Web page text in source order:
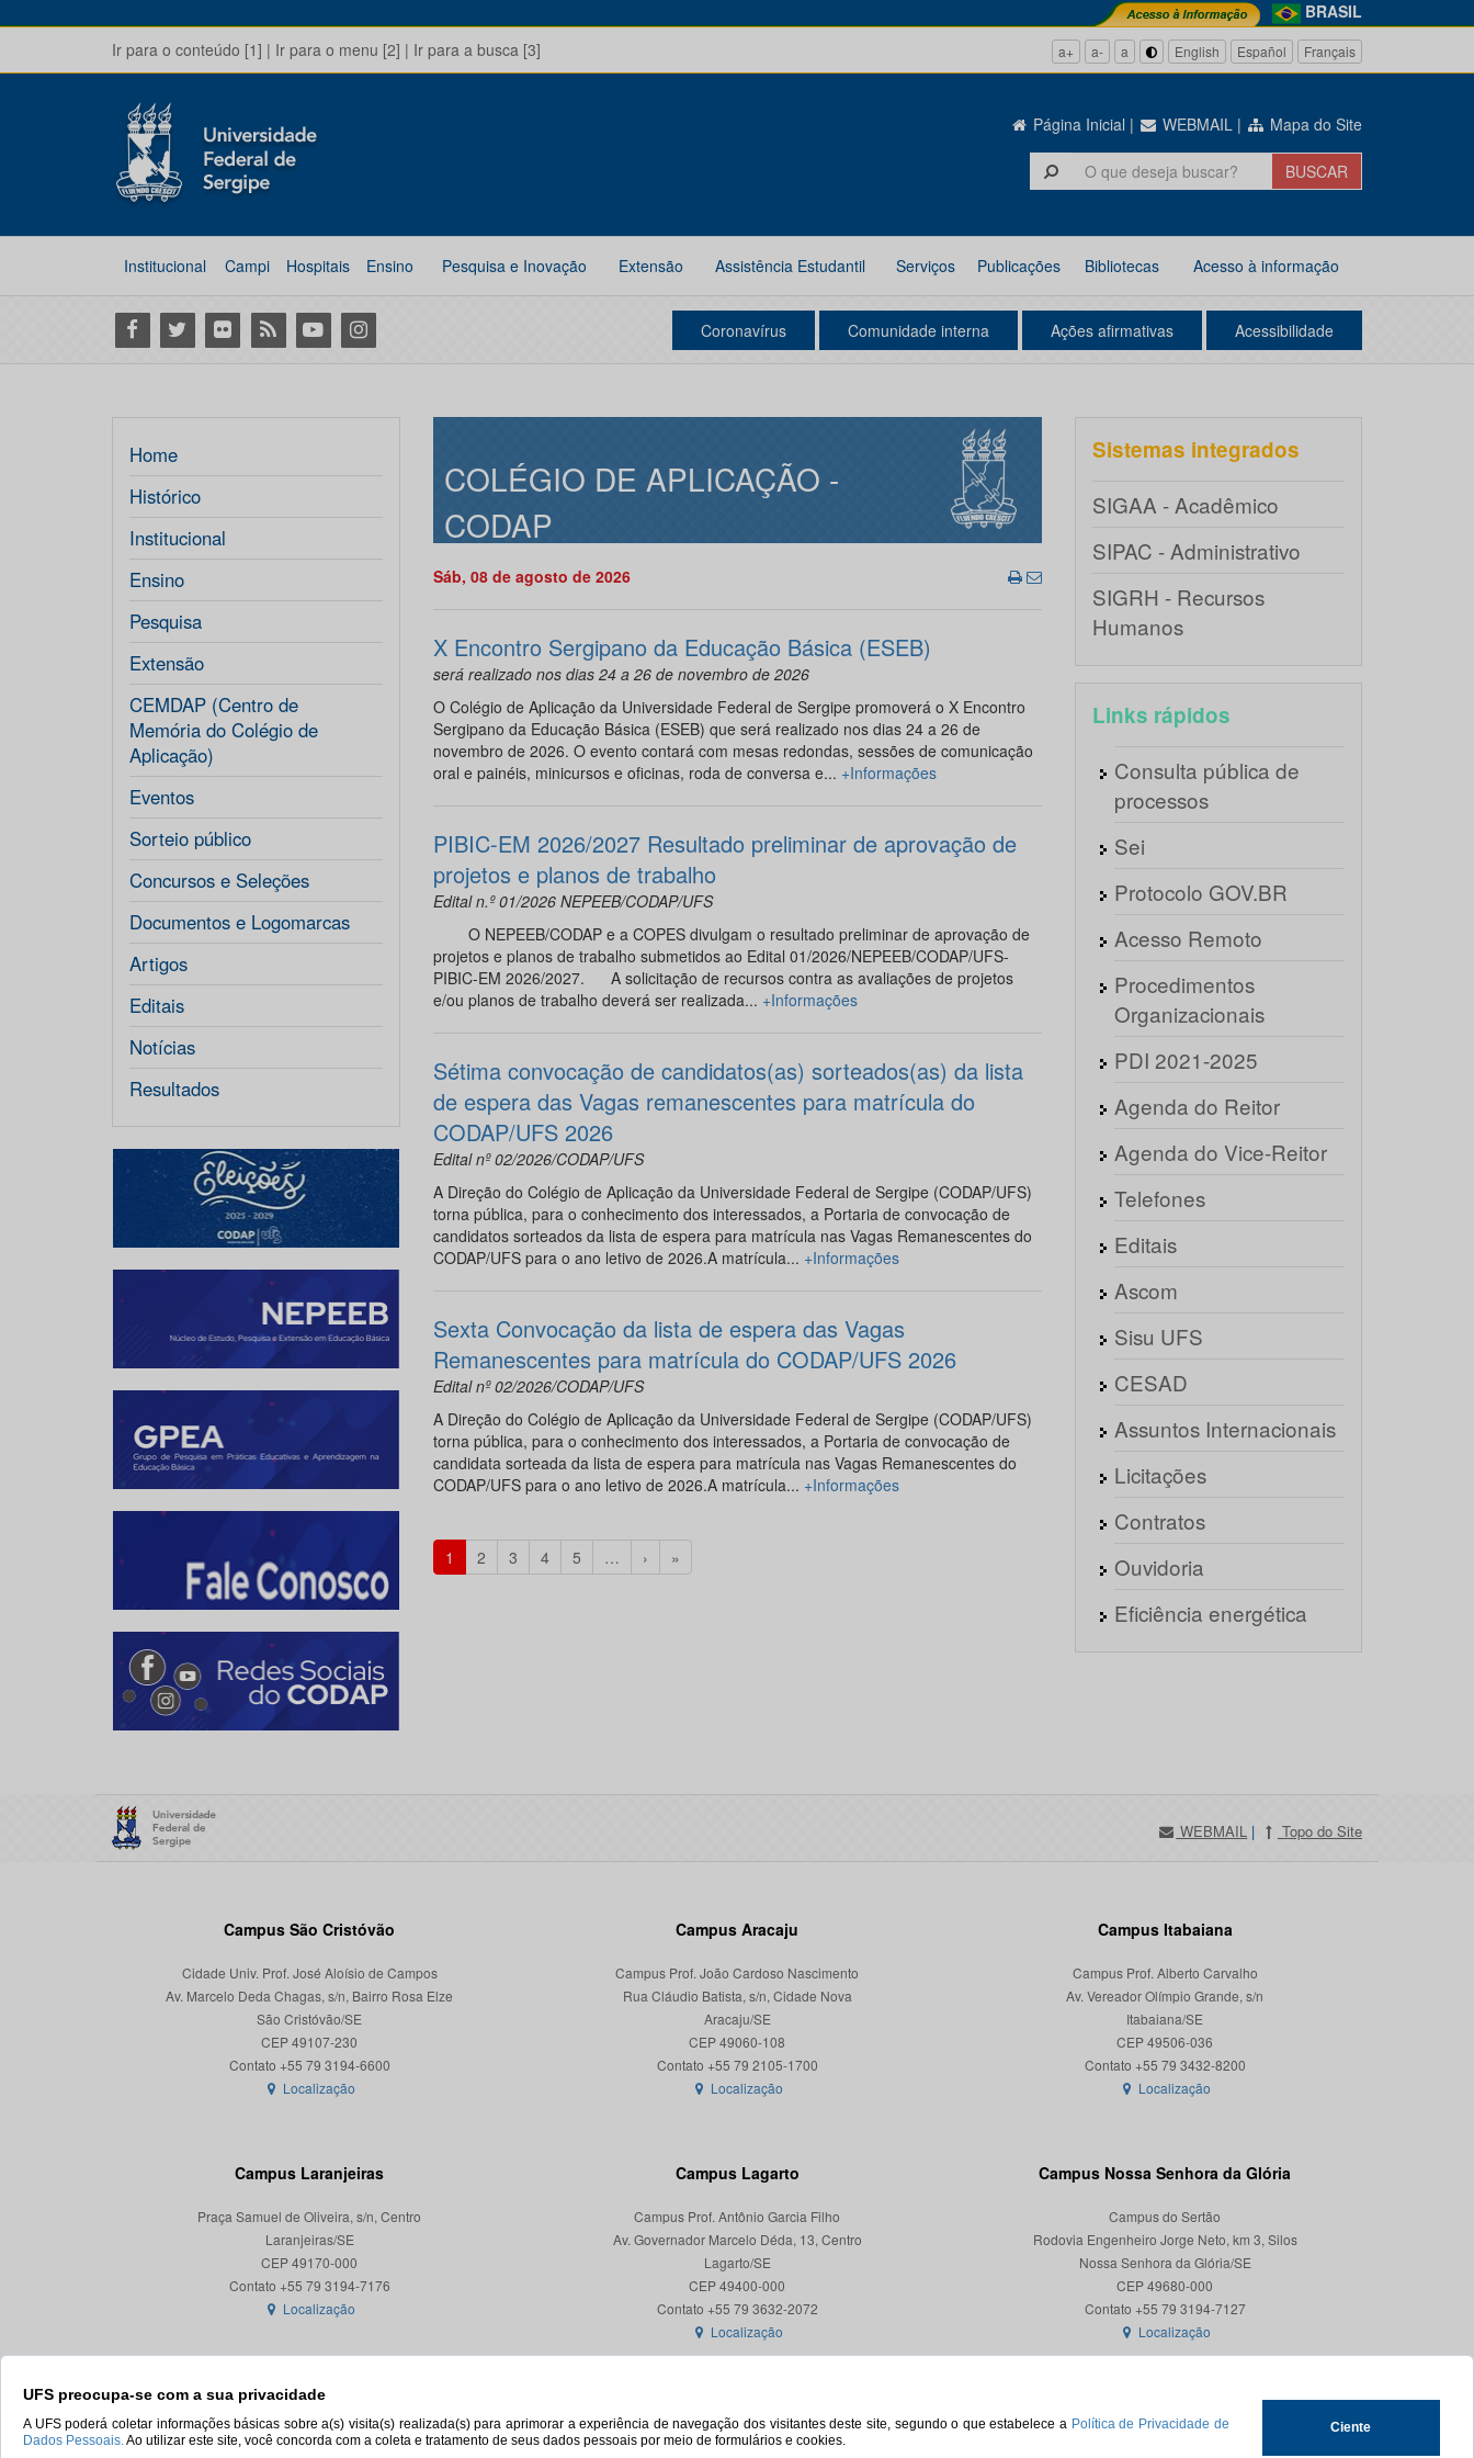
BRASIL
Ir para o conteúdo [1] | Ir para o menu [2] | Ir para a busca [3] a+ a- a English Español Français
Página Inicial | WEBMAIL | Mapa do Site
Institucional Campi Hospitais Ensino Pesquisa e Inovação Extensão Assistência Estudantil Serviços Publicações Bibliotecas Acesso à informação
Facebook
Twitter Flickr RSS YoutubeInstagram Coronavírus Comunidade interna Ações afirmativas Acessibilidade
UFS preocupa-se com a sua privacidade
A UFS poderá coletar informações básicas sobre a(s) visita(s) realizada(s) para aprimorar a experiência de navegação dos visitantes deste site, segundo o que estabelece a Política de Privacidade de
Dados Pessoais.Ao utilizar este site, você concorda com a coleta e tratamento de seus dados pessoais por meio de formulários e cookies.
Ciente
Home
Histórico
Institucional
Ensino
Pesquisa
Extensão
CEMDAP (Centro de
Memória do Colégio de
Aplicação)
Eventos
Sorteio público
Concursos e Seleções
Documentos e Logomarcas
Artigos
Editais
Notícias
Resultados
COLÉGIO DE APLICAÇÃO -
CODAP
Sáb, 08 de agosto de 2026
X Encontro Sergipano da Educação Básica (ESEB)
será realizado nos dias 24 a 26 de novembro de 2026
O Colégio de Aplicação da Universidade Federal de Sergipe promoverá o X Encontro
Sergipano da Educação Básica (ESEB) que será realizado nos dias 24 a 26 de
novembro de 2026. O evento contará com mesas redondas, sessões de comunicação
oral e painéis, minicursos e oficinas, roda de conversa e... +Informações
PIBIC-EM 2026/2027 Resultado preliminar de aprovação de
projetos e planos de trabalho
Edital n.º 01/2026 NEPEEB/CODAP/UFS
O NEPEEB/CODAP e a COPES divulgam o resultado preliminar de aprovação de
projetos e planos de trabalho submetidos ao Edital 01/2026/NEPEEB/CODAP/UFS-
PIBIC-EM 2026/2027. A solicitação de recursos contra as avaliações de projetos
e/ou planos de trabalho deverá ser realizada... +Informações
Sétima convocação de candidatos(as) sorteados(as) da lista
de espera das Vagas remanescentes para matrícula do
CODAP/UFS 2026
Edital nº 02/2026/CODAP/UFS
A Direção do Colégio de Aplicação da Universidade Federal de Sergipe (CODAP/UFS)
torna pública, para o conhecimento dos interessados, a Portaria de convocação de
candidatos sorteados da lista de espera para matrícula nas Vagas Remanescentes do
CODAP/UFS para o ano letivo de 2026.A matrícula... +Informações
Sexta Convocação da lista de espera das Vagas
Remanescentes para matrícula do CODAP/UFS 2026
Edital nº 02/2026/CODAP/UFS
A Direção do Colégio de Aplicação da Universidade Federal de Sergipe (CODAP/UFS)
torna pública, para o conhecimento dos interessados, a Portaria de convocação de
candidata sorteada da lista de espera para matrícula nas Vagas Remanescentes do
CODAP/UFS para o ano letivo de 2026.A matrícula... +Informações
1 2 3 4 5 … › »
Sistemas integrados
SIGAA - Acadêmico
SIPAC - Administrativo
SIGRH - Recursos
Humanos
Links rápidos
Consulta pública de
processos
Sei
Protocolo GOV.BR
Acesso Remoto
Procedimentos
Organizacionais
PDI 2021-2025
Agenda do Reitor
Agenda do Vice-Reitor
Telefones
Editais
Ascom
Sisu UFS
CESAD
Assuntos Internacionais
Licitações
Contratos
Ouvidoria
Eficiência energética
WEBMAIL | Topo do Site
Campus São Cristóvão
Cidade Univ. Prof. José Aloísio de Campos
Av. Marcelo Deda Chagas, s/n, Bairro Rosa Elze
São Cristóvão/SE
CEP 49107-230
Localização
Campus Aracaju
Campus Prof. João Cardoso Nascimento
Rua Cláudio Batista, s/n, Cidade Nova
Aracaju/SE
CEP 49060-108
Localização
Campus Itabaiana
Campus Prof. Alberto Carvalho
Av. Vereador Olímpio Grande, s/n
Itabaiana/SE
CEP 49506-036
Localização
Campus Laranjeiras
Praça Samuel de Oliveira, s/n, Centro
Laranjeiras/SE
CEP 49170-000
Localização
Campus Lagarto
Campus Prof. Antônio Garcia Filho
Av. Governador Marcelo Déda, 13, Centro
Lagarto/SE
CEP 49400-000
Localização
Campus Nossa Senhora da Glória
Campus do Sertão
Rodovia Engenheiro Jorge Neto, km 3, Silos
Nossa Senhora da Glória/SE
CEP 49680-000
Contato +55 79 3194-7127
Localização
© 2026. Todos os direitos reservados. Universidade Federal de Sergipe.